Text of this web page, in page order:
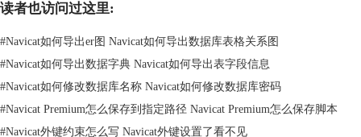
读者也访问过这里:
#Navicat如何导出er图 Navicat如何导出数据库表格关系图
#Navicat如何导出数据字典 Navicat如何导出表字段信息
#Navicat如何修改数据库名称 Navicat如何修改数据库密码
#Navicat Premium怎么保存到指定路径 Navicat Premium怎么保存脚本
#Navicat外键约束怎么写 Navicat外键设置了看不见